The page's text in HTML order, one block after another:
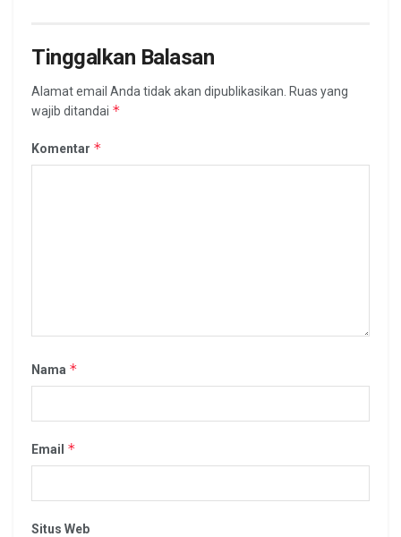
Tinggalkan Balasan
Alamat email Anda tidak akan dipublikasikan. Ruas yang
wajib ditandai *
Komentar *
Nama *
Email *
Situs Web